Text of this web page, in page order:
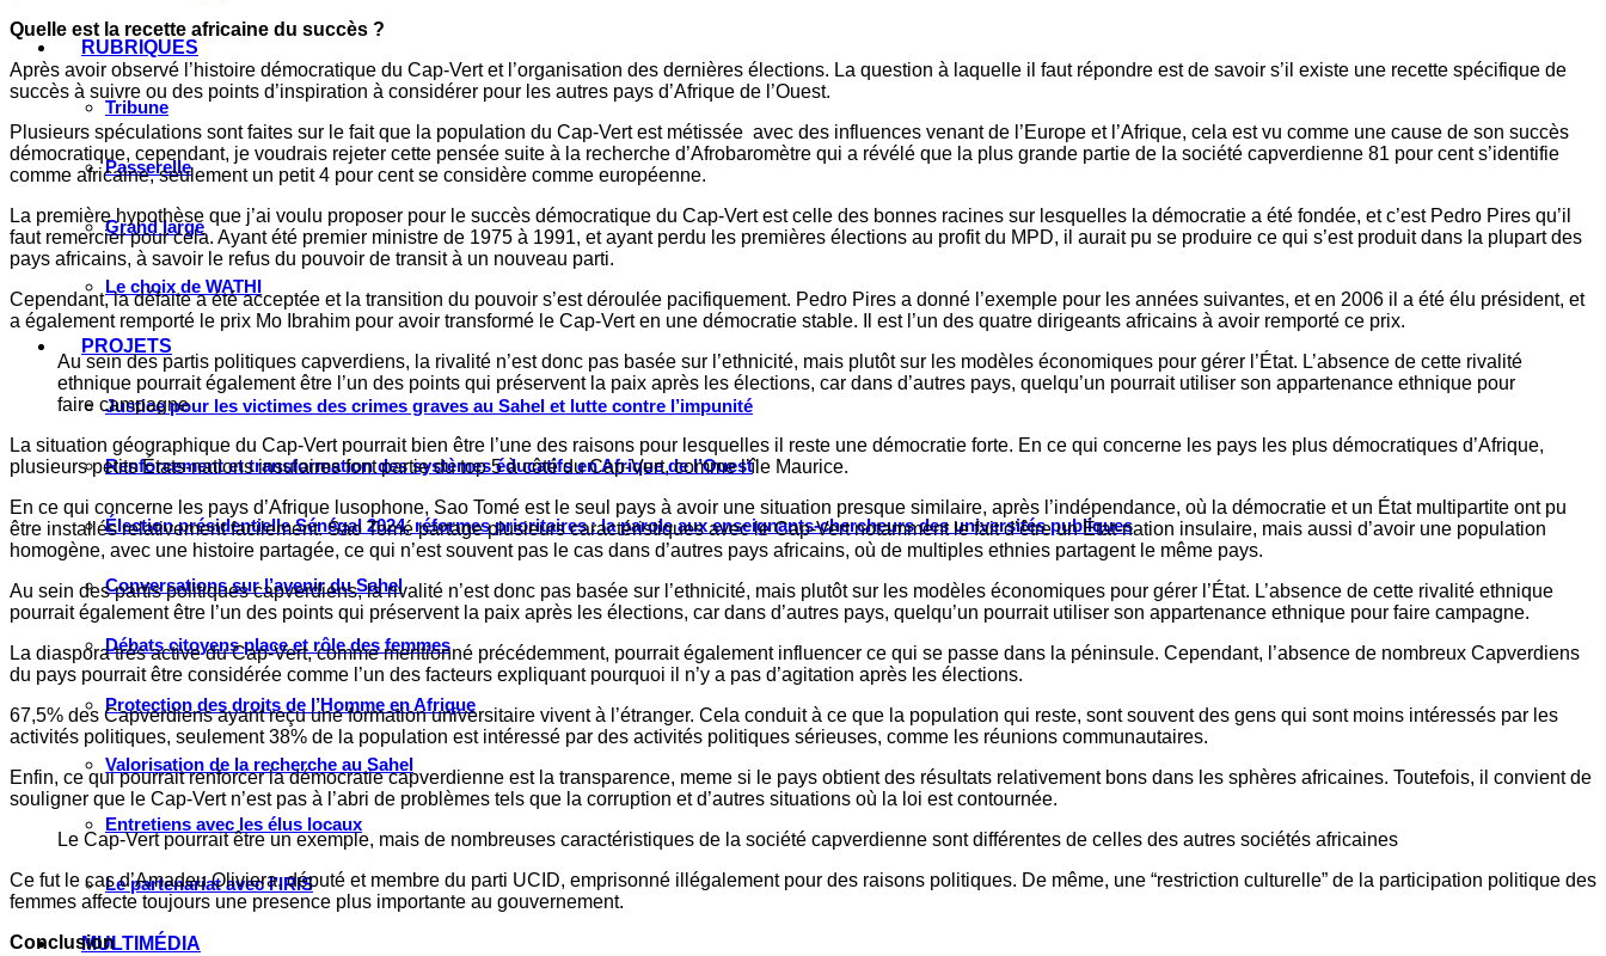
RUBRIQUES
Tribune
Passerelle
Grand large
Le choix de WATHI
PROJETS
Justice pour les victimes des crimes graves au Sahel et lutte contre l’impunité
Renforcement et transformation des systèmes éducatifs en Afrique de l’Ouest
Élection présidentielle Sénégal 2024, réformes prioritaires : la parole aux enseignants-chercheurs des universités publiques
Conversations sur l’avenir du Sahel
Débats citoyens place et rôle des femmes
Protection des droits de l’Homme en Afrique
Valorisation de la recherche au Sahel
Entretiens avec les élus locaux
Le partenariat avec l’IRIS
MULTIMÉDIA
Quelle est la recette africaine du succès ?
Après avoir observé l’histoire démocratique du Cap-Vert et l’organisation des dernières élections. La question à laquelle il faut répondre est de savoir s’il existe une recette spécifique de
succès à suivre ou des points d’inspiration à considérer pour les autres pays d’Afrique de l’Ouest.
Plusieurs spéculations sont faites sur le fait que la population du Cap-Vert est métissée avec des influences venant de l’Europe et l’Afrique, cela est vu comme une cause de son succès
démocratique, cependant, je voudrais rejeter cette pensée suite à la recherche d’Afrobaromètre qui a révélé que la plus grande partie de la société capverdienne 81 pour cent s’identifie
comme africaine, seulement un petit 4 pour cent se considère comme européenne.
La première hypothèse que j’ai voulu proposer pour le succès démocratique du Cap-Vert est celle des bonnes racines sur lesquelles la démocratie a été fondée, et c’est Pedro Pires qu’il
faut remercier pour cela. Ayant été premier ministre de 1975 à 1991, et ayant perdu les premières élections au profit du MPD, il aurait pu se produire ce qui s’est produit dans la plupart des
pays africains, à savoir le refus du pouvoir de transit à un nouveau parti.
Cependant, la défaite a été acceptée et la transition du pouvoir s’est déroulée pacifiquement. Pedro Pires a donné l’exemple pour les années suivantes, et en 2006 il a été élu président, et
a également remporté le prix Mo Ibrahim pour avoir transformé le Cap-Vert en une démocratie stable. Il est l’un des quatre dirigeants africains à avoir remporté ce prix.
Au sein des partis politiques capverdiens, la rivalité n’est donc pas basée sur l’ethnicité, mais plutôt sur les modèles économiques pour gérer l’État. L’absence de cette rivalité
ethnique pourrait également être l’un des points qui préservent la paix après les élections, car dans d’autres pays, quelqu’un pourrait utiliser son appartenance ethnique pour
faire campagne
La situation géographique du Cap-Vert pourrait bien être l’une des raisons pour lesquelles il reste une démocratie forte. En ce qui concerne les pays les plus démocratiques d’Afrique,
plusieurs petits États-nations insulaires font partie du top 5 à côté du Cap-Vert, comme l’île Maurice.
En ce qui concerne les pays d’Afrique lusophone, Sao Tomé est le seul pays à avoir une situation presque similaire, après l’indépendance, où la démocratie et un État multipartite ont pu
être installés relativement facilement. Sao Tomé partage plusieurs caractéristiques avec le Cap-Vert notamment le fait d’être un État-nation insulaire, mais aussi d’avoir une population
homogène, avec une histoire partagée, ce qui n’est souvent pas le cas dans d’autres pays africains, où de multiples ethnies partagent le même pays.
Au sein des partis politiques capverdiens, la rivalité n’est donc pas basée sur l’ethnicité, mais plutôt sur les modèles économiques pour gérer l’État. L’absence de cette rivalité ethnique
pourrait également être l’un des points qui préservent la paix après les élections, car dans d’autres pays, quelqu’un pourrait utiliser son appartenance ethnique pour faire campagne.
La diaspora trés active du Cap-Vert, comme mentionné précédemment, pourrait également influencer ce qui se passe dans la péninsule. Cependant, l’absence de nombreux Capverdiens
du pays pourrait être considérée comme l’un des facteurs expliquant pourquoi il n’y a pas d’agitation après les élections.
67,5% des Capverdiens ayant reçu une formation universitaire vivent à l’étranger. Cela conduit à ce que la population qui reste, sont souvent des gens qui sont moins intéressés par les
activités politiques, seulement 38% de la population est intéressé par des activités politiques sérieuses, comme les réunions communautaires.
Enfin, ce qui pourrait renforcer la démocratie capverdienne est la transparence, meme si le pays obtient des résultats relativement bons dans les sphères africaines. Toutefois, il convient de
souligner que le Cap-Vert n’est pas à l’abri de problèmes tels que la corruption et d’autres situations où la loi est contournée.
Le Cap-Vert pourrait être un exemple, mais de nombreuses caractéristiques de la société capverdienne sont différentes de celles des autres sociétés africaines
Ce fut le cas d’Amadeu Oliviera, député et membre du parti UCID, emprisonné illégalement pour des raisons politiques. De même, une “restriction culturelle” de la participation politique des
femmes affecte toujours une presence plus importante au gouvernement.
Conclusion